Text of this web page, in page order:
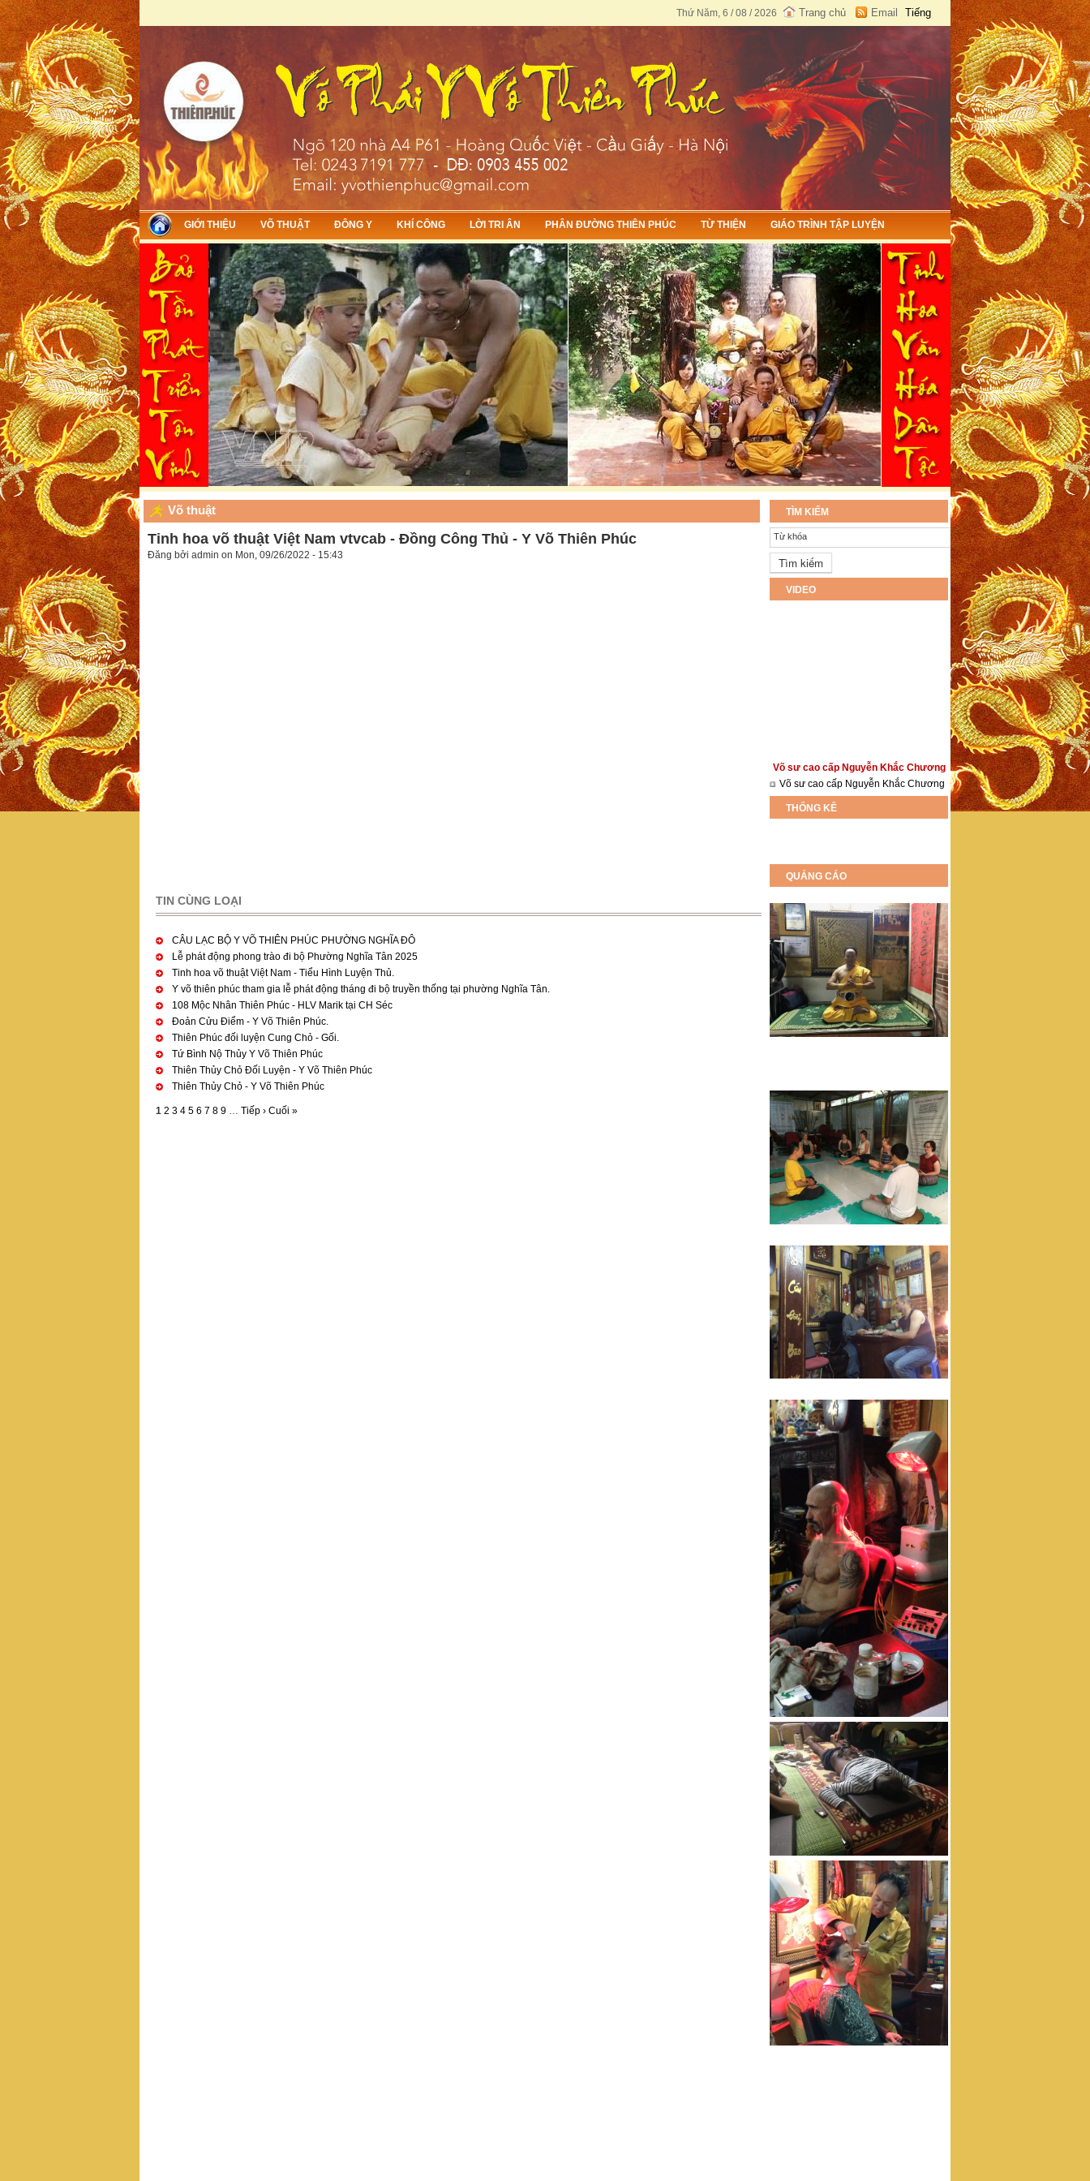
Skip to main content Tiếng
Việt
English
Trang chủ Email
Thứ Năm, 6 / 08 / 2026
GIỚI THIỆU VÕ THUẬT ĐÔNG Y KHÍ CÔNG LỜI TRI ÂN PHÂN ĐƯỜNG THIÊN PHÚC TỪ THIỆN GIÁO TRÌNH TẬP LUYỆN
Võ thuật
Tinh hoa võ thuật Việt Nam vtvcab - Đồng Công Thủ - Y Võ Thiên Phúc
Đăng bởi admin on Mon, 09/26/2022 - 15:43
TIN CÙNG LOẠI
CÂU LẠC BỘ Y VÕ THIÊN PHÚC PHƯỜNG NGHĨA ĐÔ
Lễ phát động phong trào đi bộ Phường Nghĩa Tân 2025
Tinh hoa võ thuật Việt Nam - Tiểu Hình Luyện Thủ.
Y võ thiên phúc tham gia lễ phát động tháng đi bộ truyền thống tại phường Nghĩa Tân.
108 Mộc Nhân Thiên Phúc - HLV Marik tại CH Séc
Đoản Cửu Điểm - Y Võ Thiên Phúc.
Thiên Phúc đối luyện Cung Chỏ - Gối.
Tứ Bình Nộ Thủy Y Võ Thiên Phúc
Thiên Thủy Chỏ Đối Luyện - Y Võ Thiên Phúc
Thiên Thủy Chỏ - Y Võ Thiên Phúc
Pages
1 2 3 4 5 6 7 8 9 … Tiếp › Cuối »
TÌM KIẾM
Từ khóa
VIDEO
Võ sư cao cấp Nguyễn Khắc Chương
Võ sư cao cấp Nguyễn Khắc Chương
THỐNG KÊ
QUẢNG CÁO